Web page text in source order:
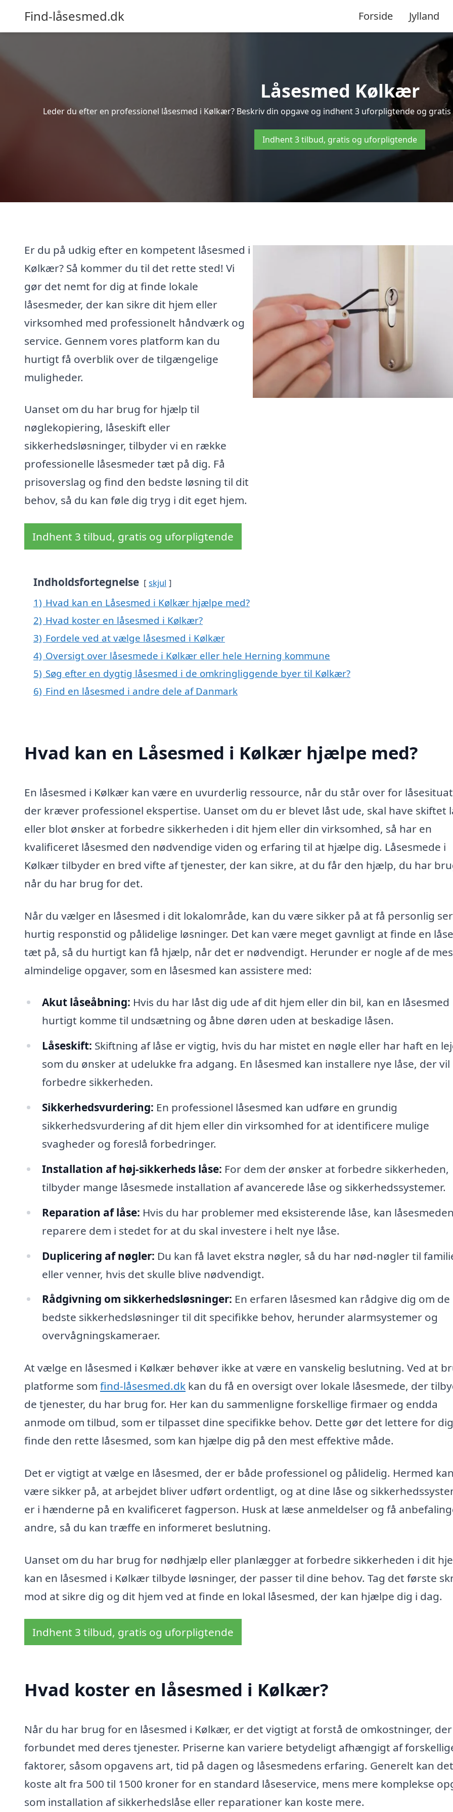
Find-låsesmed.dk Forside Jylland
Låsesmed Kølkær
Leder du efter en professionel låsesmed i Kølkær? Beskriv din opgave og indhent 3 uforpligtende og
Indhent 3 tilbud, gratis og uforpligtende
Er du på udkig efter en kompetent låsesmed i
Kølkær? Så kommer du til det rette sted! Vi
gør det nemt for dig at finde lokale
låsesmeder, der kan sikre dit hjem eller
virksomhed med professionelt håndværk og
service. Gennem vores platform kan du
hurtigt få overblik over de tilgængelige
muligheder.
Uanset om du har brug for hjælp til
nøglekopiering, låseskift eller
sikkerhedsløsninger, tilbyder vi en række
professionelle låsesmeder tæt på dig. Få
prisoverslag og find den bedste løsning til dit
behov, så du kan føle dig tryg i dit eget hjem.
Indhent 3 tilbud, gratis og uforpligtende
Indholdsfortegnelse skjul
1) Hvad kan en Låsesmed i Kølkær hjælpe med?
2) Hvad koster en låsesmed i Kølkær?
3) Fordele ved at vælge låsesmed i Kølkær
4) Oversigt over låsesmede i Kølkær eller hele Herning kommune
5) Søg efter en dygtig låsesmed i de omkringliggende byer til Kølkær?
6) Find en låsesmed i andre dele af Danmark
Hvad kan en Låsesmed i Kølkær hjælpe med?
En låsesmed i Kølkær kan være en uvurderlig ressource, når du står over for
der kræver professionel ekspertise. Uanset om du er blevet låst ude, skal have skiftet
eller blot ønsker at forbedre sikkerheden i dit hjem eller din virksomhed, så har en
kvalificeret låsesmed den nødvendige viden og erfaring til at hjælpe dig. Låsesmede i
Kølkær tilbyder en bred vifte af tjenester, der kan sikre, at du får den hjælp, du har
når du har brug for det.
Når du vælger en låsesmed i dit lokalområde, kan du være sikker på at få personlig
hurtig responstid og pålidelige løsninger. Det kan være meget gavnligt at finde en
tæt på, så du hurtigt kan få hjælp, når det er nødvendigt. Herunder er nogle af de
almindelige opgaver, som en låsesmed kan assistere med:
Akut låseåbning: Hvis du har låst dig ude af dit hjem eller din bil, kan en låsesmed
hurtigt komme til undsætning og åbne døren uden at beskadige låsen.
Låseskift: Skiftning af låse er vigtig, hvis du har mistet en nøgle eller har haft en
som du ønsker at udelukke fra adgang. En låsesmed kan installere nye låse, der vil
forbedre sikkerheden.
Sikkerhedsvurdering: En professionel låsesmed kan udføre en grundig
sikkerhedsvurdering af dit hjem eller din virksomhed for at identificere mulige
svagheder og foreslå forbedringer.
Installation af høj-sikkerheds låse: For dem der ønsker at forbedre sikkerheden,
tilbyder mange låsesmede installation af avancerede låse og sikkerhedssystemer.
Reparation af låse: Hvis du har problemer med eksisterende låse, kan låsesmeden
reparere dem i stedet for at du skal investere i helt nye låse.
Duplicering af nøgler: Du kan få lavet ekstra nøgler, så du har nød-nøgler til
eller venner, hvis det skulle blive nødvendigt.
Rådgivning om sikkerhedsløsninger: En erfaren låsesmed kan rådgive dig om de
bedste sikkerhedsløsninger til dit specifikke behov, herunder alarmsystemer og
overvågningskameraer.
At vælge en låsesmed i Kølkær behøver ikke at være en vanskelig beslutning. Ved at
platforme som find-låsesmed.dk kan du få en oversigt over lokale låsesmede, der
de tjenester, du har brug for. Her kan du sammenligne forskellige firmaer og endda
anmode om tilbud, som er tilpasset dine specifikke behov. Dette gør det lettere for
finde den rette låsesmed, som kan hjælpe dig på den mest effektive måde.
Det er vigtigt at vælge en låsesmed, der er både professionel og pålidelig. Hermed
være sikker på, at arbejdet bliver udført ordentligt, og at dine låse og
er i hænderne på en kvalificeret fagperson. Husk at læse anmeldelser og få
andre, så du kan træffe en informeret beslutning.
Uanset om du har brug for nødhjælp eller planlægger at forbedre sikkerheden i dit
kan en låsesmed i Kølkær tilbyde løsninger, der passer til dine behov. Tag det første
mod at sikre dig og dit hjem ved at finde en lokal låsesmed, der kan hjælpe dig i dag.
Indhent 3 tilbud, gratis og uforpligtende
Hvad koster en låsesmed i Kølkær?
Når du har brug for en låsesmed i Kølkær, er det vigtigt at forstå de omkostninger,
forbundet med deres tjenester. Priserne kan variere betydeligt afhængigt af
faktorer, såsom opgavens art, tid på dagen og låsesmedens erfaring. Generelt kan det
koste alt fra 500 til 1500 kroner for en standard låseservice, mens mere komplekse
som installation af sikkerhedslåse eller reparationer kan koste mere.